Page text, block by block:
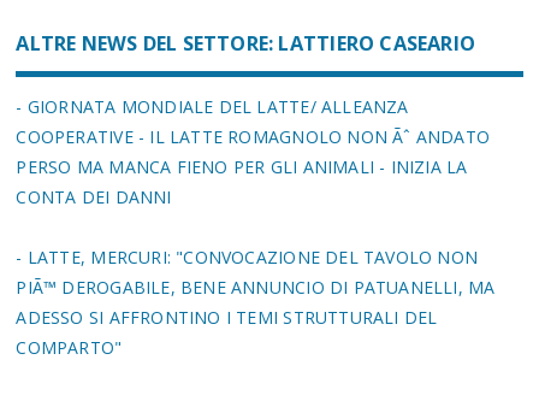
ALTRE NEWS DEL SETTORE: LATTIERO CASEARIO
- GIORNATA MONDIALE DEL LATTE/ ALLEANZA
COOPERATIVE - IL LATTE ROMAGNOLO NON Ãˆ ANDATO
PERSO MA MANCA FIENO PER GLI ANIMALI - INIZIA LA
CONTA DEI DANNI
- LATTE, MERCURI: "CONVOCAZIONE DEL TAVOLO NON
PIÃ™ DEROGABILE, BENE ANNUNCIO DI PATUANELLI, MA
ADESSO SI AFFRONTINO I TEMI STRUTTURALI DEL
COMPARTO"